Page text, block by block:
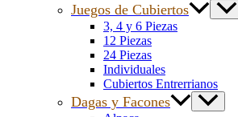
Juegos de Cubiertos
3, 4 y 6 Piezas
12 Piezas
24 Piezas
Individuales
Cubiertos Entrerrianos
Dagas y Facones